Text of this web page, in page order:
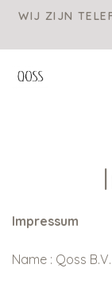
WIJ ZIJN
Impressum
Name : Qoss B.V.